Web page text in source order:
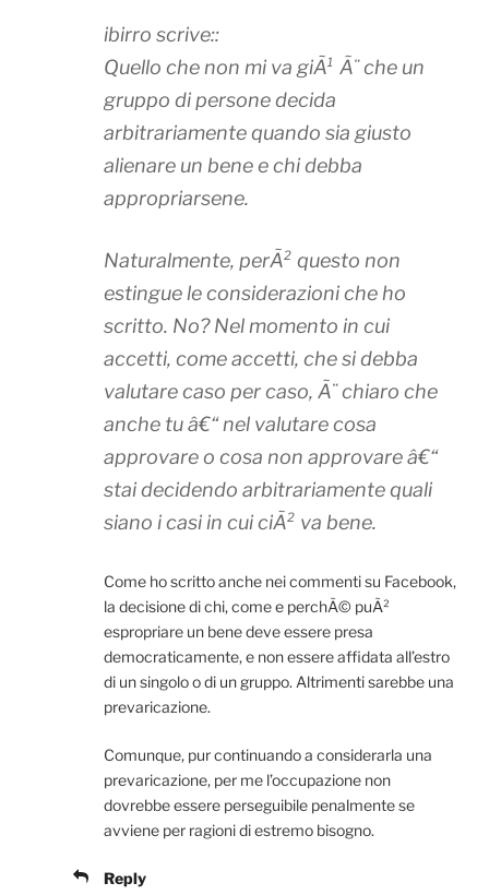
ibirro scrive::
Quello che non mi va giÃ¹ Ã¨ che un
gruppo di persone decida
arbitrariamente quando sia giusto
alienare un bene e chi debba
appropriarsene.
Naturalmente, perÃ² questo non
estingue le considerazioni che ho
scritto. No? Nel momento in cui
accetti, come accetti, che si debba
valutare caso per caso, Ã¨ chiaro che
anche tu â€“ nel valutare cosa
approvare o cosa non approvare â€“
stai decidendo arbitrariamente quali
siano i casi in cui ciÃ² va bene.
Come ho scritto anche nei commenti su Facebook,
la decisione di chi, come e perchÃ© puÃ²
espropriare un bene deve essere presa
democraticamente, e non essere affidata all’estro
di un singolo o di un gruppo. Altrimenti sarebbe una
prevaricazione.
Comunque, pur continuando a considerarla una
prevaricazione, per me l’occupazione non
dovrebbe essere perseguibile penalmente se
avviene per ragioni di estremo bisogno.
Reply